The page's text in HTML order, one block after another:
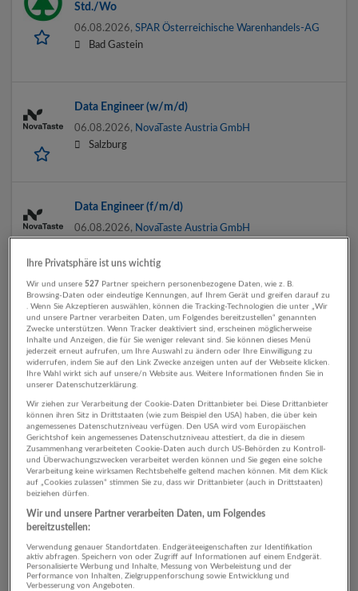
Std./Wo
06.08.2026, SPAR Österreichische Warenhandels-AG
Bad Gastein
Data Engineer (w/m/d)
06.08.2026, NovaTaste Austria GmbH
Salzburg
Data Engineer (f/m/d)
06.08.2026, NovaTaste Austria GmbH
Zahnärztliche Fachassistenz
06.08.2026,Österreichische Gesundheitskasse
Mittersill
Vertretungsärzt*in oder Vertretungsfachärzt*in im
Gesundheitszentrum Goldegg
06.08.2026, Österreichische Gesundheitskasse
Goldegg
Verkäufer Feinkost (m/w/d) 20-38,5 Std./Wo
06.08.2026,SPAR Österreichische Warenhandels-AG
5661 Rauris
Ihre Privatsphäre ist uns wichtig
Wir und unsere527 Partner speichern personenbezogene Daten, wie z. B.
Browsing-Daten oder eindeutige Kennungen, auf Ihrem Gerät und greifen darauf zu
. Wenn Sie Akzeptieren auswählen, können die Tracking-Technologien die unter „Wir
und unsere Partner verarbeiten Daten, um Folgendes bereitzustellen“ genannten
Zwecke unterstützen. Wenn Tracker deaktiviert sind, erscheinen möglicherweise
Inhalte und Anzeigen, die für Sie weniger relevant sind. Sie können dieses Menü
jederzeit erneut aufrufen, um Ihre Auswahl zu ändern oder Ihre Einwilligung zu
widerrufen, indem Sie auf den Link Zwecke anzeigen unten auf der Webseite klicken.
Ihre Wahl wirkt sich auf unsere/n Website aus. Weitere Informationen finden Sie in
unserer Datenschutzerklärung.
Wir ziehen zur Verarbeitung der Cookie-Daten Drittanbieter bei. Diese Drittanbieter
können ihren Sitz in Drittstaaten (wie zum Beispiel den USA) haben, die über kein
angemessenes Datenschutzniveau verfügen. Den USA wird vom Europäischen
Gerichtshof kein angemessenes Datenschutzniveau attestiert, da die in diesem
Zusammenhang verarbeiteten Cookie-Daten auch durch US-Behörden zu Kontroll-
und Überwachungszwecken verarbeitet werden können und Sie gegen eine solche
Verarbeitung keine wirksamen Rechtsbehelfe geltend machen können. Mit dem Klick
auf „Cookies zulassen“ stimmen Sie zu, dass wir Drittanbieter (auch in Drittstaaten)
beiziehen dürfen.
Wir und unsere Partner verarbeiten Daten, um Folgendes
bereitzustellen:
Verwendung genauer Standortdaten. Endgeräteeigenschaften zur Identifikation
aktiv abfragen. Speichern von oder Zugriff auf Informationen auf einem Endgerät.
Personalisierte Werbung und Inhalte, Messung von Werbeleistung und der
Performance von Inhalten, Zielgruppenforschung sowie Entwicklung und
Verbesserung von Angeboten.